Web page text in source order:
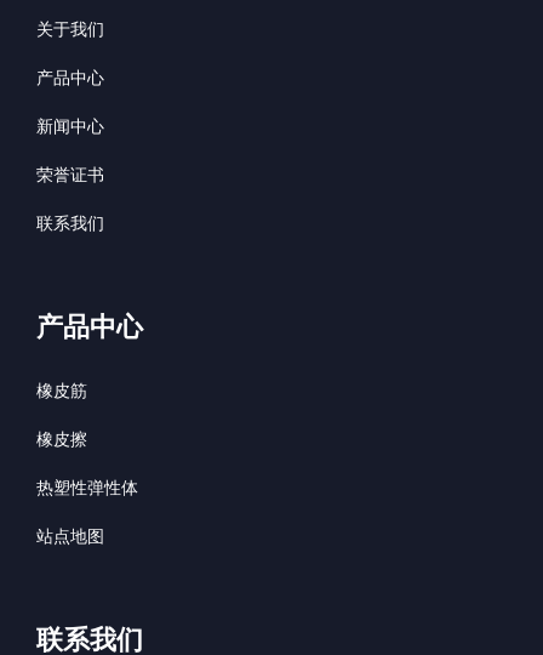
关于我们
产品中心
新闻中心
荣誉证书
联系我们
产品中心
橡皮筋
橡皮擦
热塑性弹性体
站点地图
联系我们